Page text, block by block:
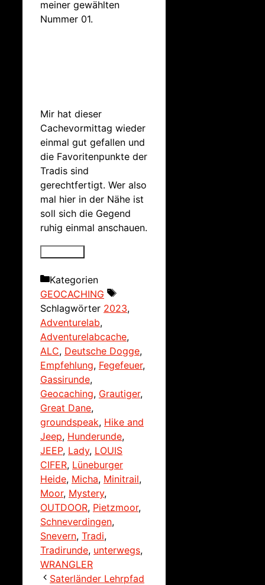
meiner gewählten
Nummer 01.
Mir hat dieser
Cachevormittag wieder
einmal gut gefallen und
die Favoritenpunkte der
Tradis sind
gerechtfertigt. Wer also
mal hier in der Nähe ist
soll sich die Gegend
ruhig einmal anschauen.
Kategorien
GEOCACHING
Schlagwörter 2023,
Adventurelab,
Adventurelabcache,
ALC, Deutsche Dogge,
Empfehlung, Fegefeuer,
Gassirunde,
Geocaching, Grautiger,
Great Dane,
groundspeak, Hike and
Jeep, Hunderunde,
JEEP, Lady, LOUIS
CIFER, Lüneburger
Heide, Micha, Minitrail,
Moor, Mystery,
OUTDOOR, Pietzmoor,
Schneverdingen,
Snevern, Tradi,
Tradirunde, unterwegs,
WRANGLER
Saterländer Lehrpfad